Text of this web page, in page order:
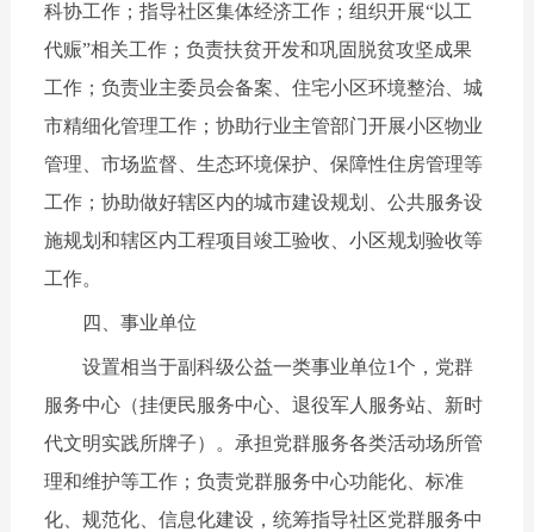
科协工作；指导社区集体经济工作；组织开展“以工
代赈”相关工作；负责扶贫开发和巩固脱贫攻坚成果
工作；负责业主委员会备案、住宅小区环境整治、城
市精细化管理工作；协助行业主管部门开展小区物业
管理、市场监督、生态环境保护、保障性住房管理等
工作；协助做好辖区内的城市建设规划、公共服务设
施规划和辖区内工程项目竣工验收、小区规划验收等
工作。
四、事业单位
设置相当于副科级公益一类事业单位1个，党群
服务中心（挂便民服务中心、退役军人服务站、新时
代文明实践所牌子）。承担党群服务各类活动场所管
理和维护等工作；负责党群服务中心功能化、标准
化、规范化、信息化建设，统筹指导社区党群服务中